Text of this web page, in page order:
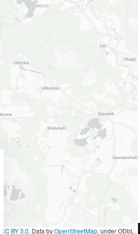
CC BY 3.0. Data byOpenStreetMap, under ODbL.